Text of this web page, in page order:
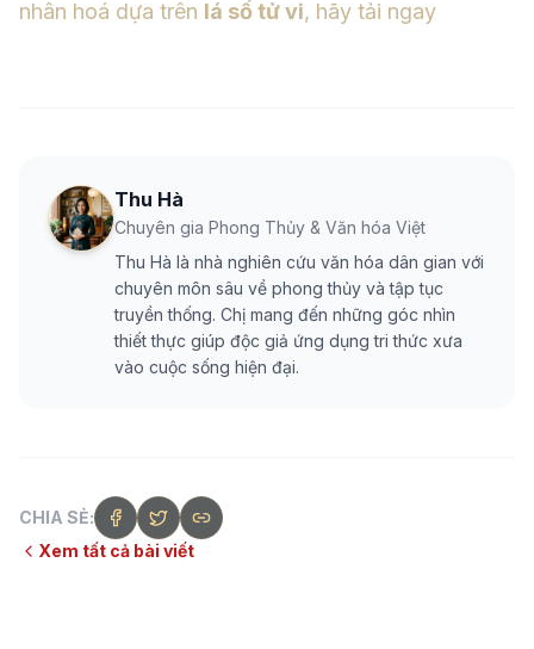
nhân hoá dựa trên lá số tử vi, hãy tải ngay
Thu Hà
Chuyên gia Phong Thủy & Văn hóa Việt
Thu Hà là nhà nghiên cứu văn hóa dân gian với
chuyên môn sâu về phong thủy và tập tục
truyền thống. Chị mang đến những góc nhìn
thiết thực giúp độc giả ứng dụng tri thức xưa
vào cuộc sống hiện đại.
CHIA SẺ:
Xem tất cả bài viết